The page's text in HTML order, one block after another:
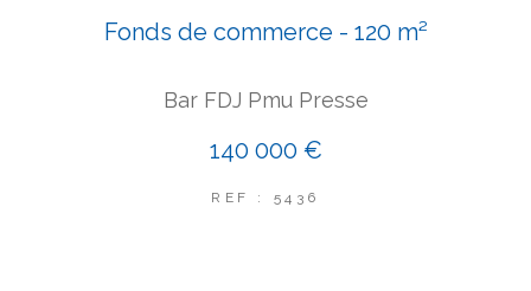
Fonds de commerce - 120 m²
Bar FDJ Pmu Presse
140 000 €
REF : 5436